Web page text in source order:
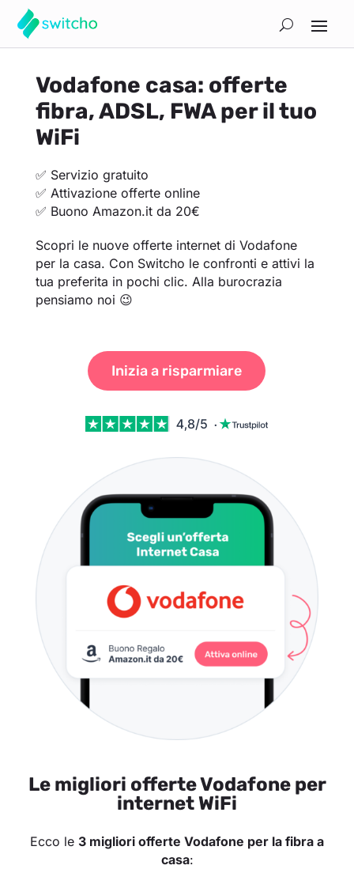
Vodafone casa: offerte
fibra, ADSL, FWA per il tuo
WiFi
✅ Servizio gratuito
✅ Attivazione offerte online
✅ Buono Amazon.it da 20€
Scopri le nuove offerte internet di Vodafone
per la casa. Con Switcho le confronti e attivi la
tua preferita in pochi clic. Alla burocrazia
pensiamo noi 😉
Inizia a risparmiare
Le migliori offerte Vodafone per
internet WiFi
Ecco le 3 migliori offerte Vodafone per la fibra a
casa: